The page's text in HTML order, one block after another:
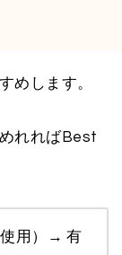
めします。
れればBest
使用）→ 有